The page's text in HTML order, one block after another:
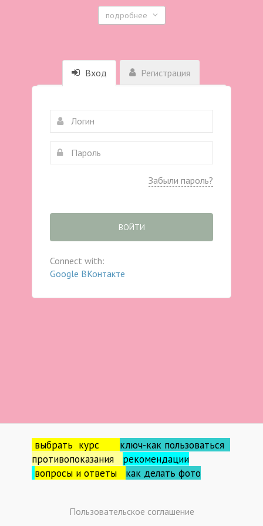
подробнее
Вход Регистрация
Забыли пароль?
ВОЙТИ
Connect with:
Google ВКонтакте
выбрать курс ключ-как пользоваться
противопоказания рекомендации
вопросы и ответы как делать фото
Пользовательское соглашение